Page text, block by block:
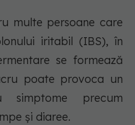
multe persoane care
iritabil (IBS), în
se formează
poate provoca un
simptome precum
și diaree.